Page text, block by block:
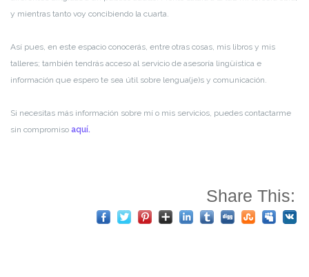
y mientras tanto voy concibiendo la cuarta.
Así pues, en este espacio conocerás, entre otras cosas, mis libros y mis
talleres; también tendrás acceso al servicio de asesoría lingüística e
información que espero te sea útil sobre lengua(je)s y comunicación.
Si necesitas más información sobre mí o mis servicios, puedes contactarme
sin compromiso aquí.
Share This: